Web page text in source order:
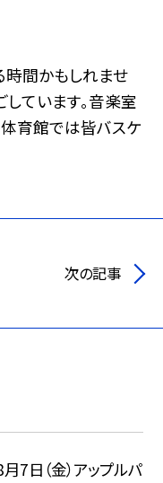
間かもしれませ
ています。音楽室
育館では皆バスケ
次の記事
月7日（金）アップルパ